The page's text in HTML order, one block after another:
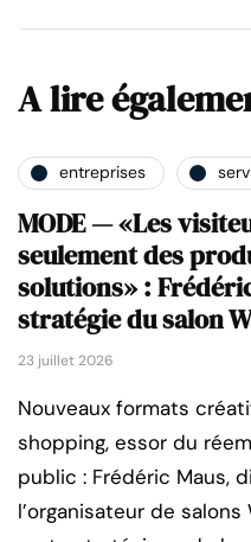
A lire
entreprises
MODE — «Les
seulement des
solutions» :
stratégie du salon
23 juillet 2026
Nouveaux formats
shopping, essor du
public : Frédéric Maus,
l’organisateur de